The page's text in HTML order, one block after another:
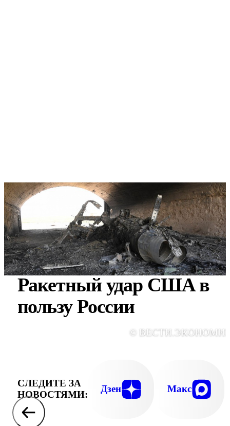
Ракетный удар США в
пользу России
©
СЛЕДИТЕ ЗА
НОВОСТЯМИ:
Дзен Макс